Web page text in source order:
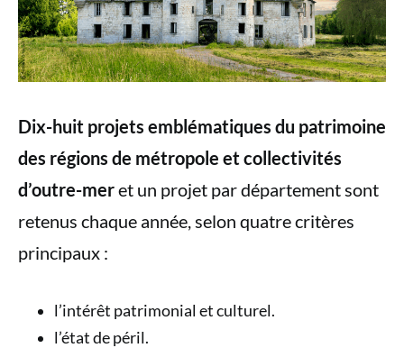
Dix-huit projets emblématiques du patrimoine
des régions de métropole et collectivités
d’outre-meret un projet par département sont
retenus chaque année, selon quatre critères
principaux :
l’intérêt patrimonial et culturel.
l’état de péril.